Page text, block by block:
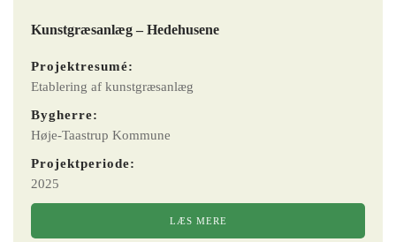
Kunstgræsanlæg – Hedehusene
Projektresumé:
Etablering af kunstgræsanlæg
Bygherre:
Høje-Taastrup Kommune
Projektperiode:
2025
LÆS MERE